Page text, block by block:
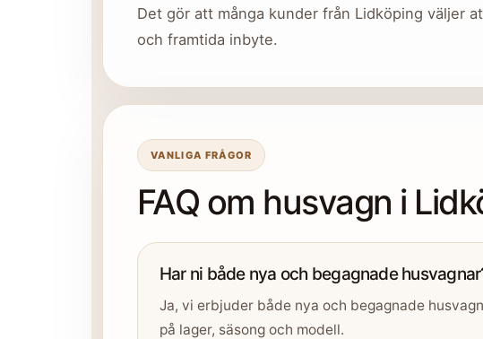
Det gör att många kunder från Lidköping väljer
och framtida inbyte.
VANLIGA FRÅGOR
FAQ om husvagn i
Har ni både nya och begagnade
Ja, vi erbjuder både nya och begagnade
på lager, säsong och modell.